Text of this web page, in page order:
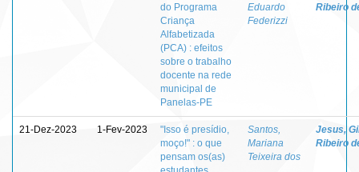
do Programa
Criança
Alfabetizada
(PCA) : efeitos
sobre o trabalho
docente na rede
municipal de
Panelas-PE
Eduardo
Federizzi
Ribeiro
21-Dez-2023 1-Fev-2023
"Isso é presídio,
moço!" : o que
pensam os(as)
Santos,
Mariana
Teixeira dos
Jesus,
Ribeiro